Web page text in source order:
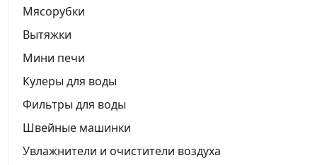
Мясорубки
Вытяжки
Мини печи
Кулеры для воды
Фильтры для воды
Швейные машинки
Увлажнители и очистители воздуха